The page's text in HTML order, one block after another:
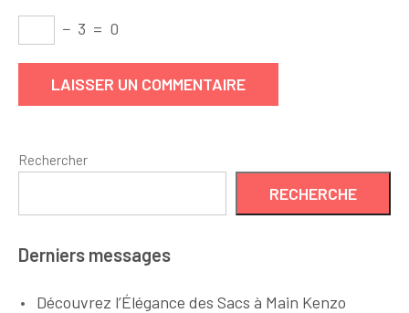
− 3 = 0
Rechercher
RECHERCHE
Derniers messages
Découvrez l’Élégance des Sacs à Main Kenzo